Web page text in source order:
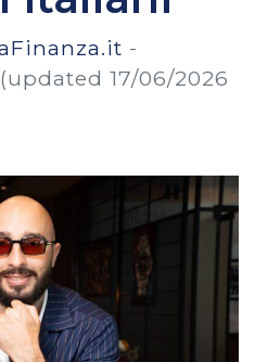
-
(updated 17/06/2026